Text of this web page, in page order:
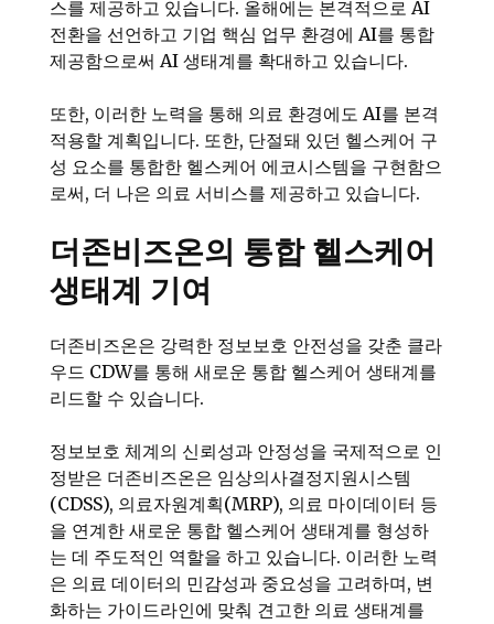
스를 제공하고 있습니다. 올해에는 본격적으로 AI
전환을 선언하고 기업 핵심 업무 환경에 AI를 통합
제공함으로써 AI 생태계를 확대하고 있습니다.
또한, 이러한 노력을 통해 의료 환경에도 AI를 본격
적용할 계획입니다. 또한, 단절돼 있던 헬스케어 구
성 요소를 통합한 헬스케어 에코시스템을 구현함으
로써, 더 나은 의료 서비스를 제공하고 있습니다.
더존비즈온의 통합 헬스케어
생태계 기여
더존비즈온은 강력한 정보보호 안전성을 갖춘 클라
우드 CDW를 통해 새로운 통합 헬스케어 생태계를
리드할 수 있습니다.
정보보호 체계의 신뢰성과 안정성을 국제적으로 인
정받은 더존비즈온은 임상의사결정지원시스템
(CDSS), 의료자원계획(MRP), 의료 마이데이터 등
을 연계한 새로운 통합 헬스케어 생태계를 형성하
는 데 주도적인 역할을 하고 있습니다. 이러한 노력
은 의료 데이터의 민감성과 중요성을 고려하며, 변
화하는 가이드라인에 맞춰 견고한 의료 생태계를